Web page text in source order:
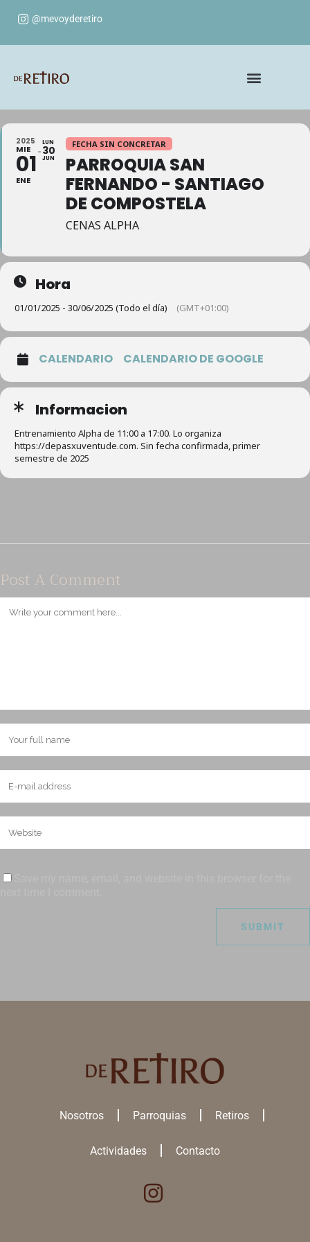
@mevoyderetiro
2025
MIE
01
ENE
LUN
30
JUN
FECHA SIN CONCRETAR
PARROQUIA SAN
FERNANDO - SANTIAGO
DE COMPOSTELA
CENAS ALPHA
Hora
01/01/2025 - 30/06/2025 (Todo el día) (GMT+01:00)
CALENDARIO CALENDARIO DE GOOGLE
Informacion
Entrenamiento Alpha de 11:00 a 17:00. Lo organiza
https://depasxuventude.com. Sin fecha confirmada, primer
semestre de 2025
Post A Comment
Nosotros Parroquias Retiros
Actividades Contacto